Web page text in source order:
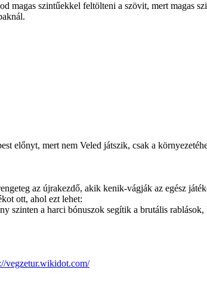
magas szintűekkel feltölteni a szövit, mert magas
előnyt, mert nem Veled játszik, csak a
az újrakezdő, akik kenik-vágják az egész
ott, ahol ezt lehet:
szinten a harci bónuszok segítik a brutális
vegzetur.wikidot.com/